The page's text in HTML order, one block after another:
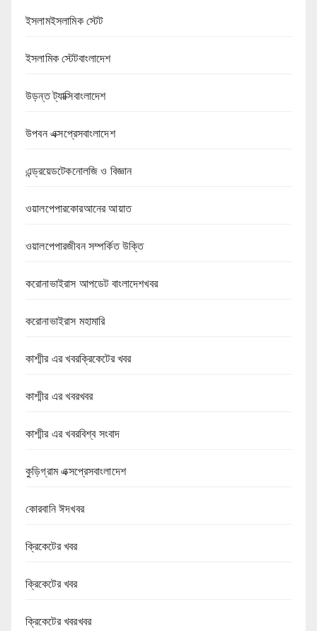
ইসলামইসলামিক স্টেট
ইসলামিক স্টেটবাংলাদেশ
উড়ন্ত ট্যাক্সিবাংলাদেশ
উপবন এক্সপ্রেসবাংলাদেশ
এন্ড্রয়েডটেকনোলজি ও বিজ্ঞান
ওয়ালপেপারকোরআনের আয়াত
ওয়ালপেপারজীবন সম্পর্কিত উক্তি
করোনাভাইরাস আপডেট বাংলাদেশখবর
করোনাভাইরাস মহামারি
কাশ্মীর এর খবরক্রিকেটের খবর
কাশ্মীর এর খবরখবর
কাশ্মীর এর খবরবিশ্ব সংবাদ
কুড়িগ্রাম এক্সপ্রেসবাংলাদেশ
কোরবানি ঈদখবর
ক্রিকেটের খবর
ক্রিকেটের খবর
ক্রিকেটের খবরখবর